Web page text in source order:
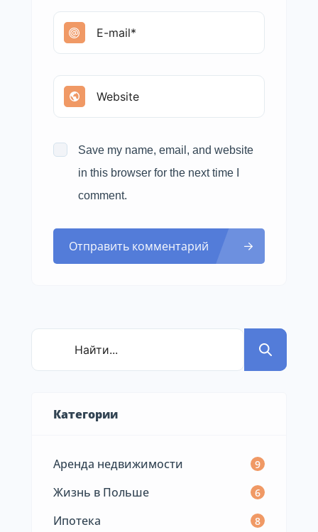
Save my name, email, and website
in this browser for the next time I
comment.
Отправить комментарий
Категории
Аренда недвижимости 9
Жизнь в Польше 6
Ипотека 8